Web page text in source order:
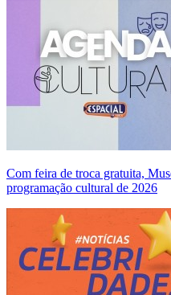
Com feira de troca gratuita,
programação cultural de 2026